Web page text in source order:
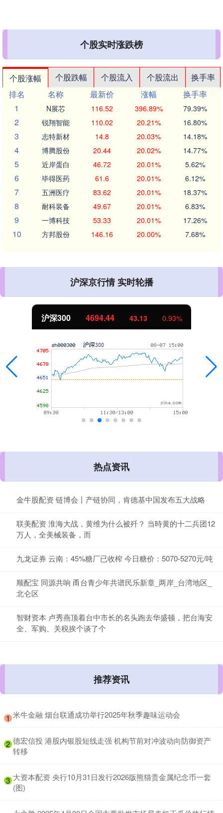
个股实时涨跌榜
个股涨幅 个股跌幅 个股流入 个股流出
换手率
排名
名称 最新价 涨幅
换手率
1
N展芯 116.52 396.89% 79.39%
2 锐翔智能 110.02 20.21% 16.80%
3 志特新材 14.8 20.03% 14.18%
4 博腾股份 20.44 20.02% 14.77%
5 近岸蛋白 46.72 20.01% 5.62%
6 毕得医药 61.6 20.01% 6.12%
7 五洲医疗 83.62 20.01% 18.37%
8 耐科装备 49.67 20.01% 6.83%
9 一博科技 53.33 20.01% 17.26%
10 方邦股份 146.16 20.00% 7.68%
沪深京行情 实时轮播
北证50 1134.24 11.37
热点资讯
金牛股配资 链博会丨产链协同，肯德基中国发布五大战略
联美配资 淮海大战，黄维为什么被歼？ 当時黄的十二兵团12
万人，全美械装备，而
九龙证券 云南：45%糖厂已收榨 今日糖价：5070-5270元/吨
顺配宝 同源共响 甬台青少年共谱民乐新章_两岸_台湾地区_
北仑区
智财资本 卢秀燕顶着台中市长的名头跑去华盛顿，把台海安
全、军购、关税挨个谈了个
推荐资讯
1 ​米牛金融 烟台联通成功举行2025年秋季趣味运动会
2 ​德宏信投 港股内银股短线走强 机构节前对冲波动向防御资产
转移
3 ​大资本配资 央行10月31日发行2026版熊猫贵金属纪念币一套
(图)